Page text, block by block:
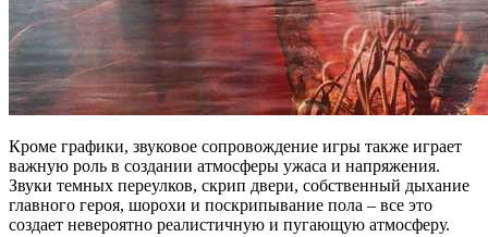
Кроме графики, звуковое сопровождение игры также играет
важную роль в создании атмосферы ужаса и напряжения.
Звуки темных переулков, скрип двери, собственный дыхание
главного героя, шорохи и поскрипывание пола – все это
создает невероятно реалистичную и пугающую атмосферу.